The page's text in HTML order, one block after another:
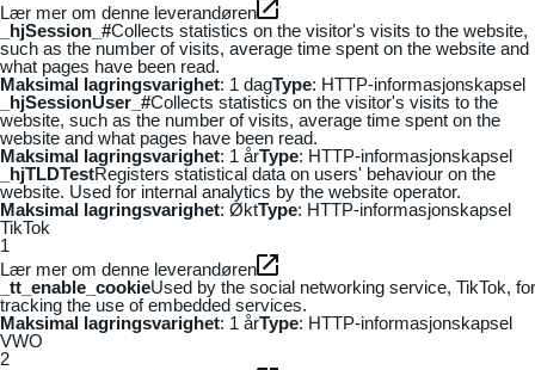
Lær mer om denne leverandøren
_hjSession_#Collects statistics on the visitor's visits to the website,
such as the number of visits, average time spent on the website and
what pages have been read.
Maksimal lagringsvarighet: 1 dagType: HTTP-informasjonskapsel
_hjSessionUser_#Collects statistics on the visitor's visits to the
website, such as the number of visits, average time spent on the
website and what pages have been read.
Maksimal lagringsvarighet: 1 årType: HTTP-informasjonskapsel
_hjTLDTestRegisters statistical data on users' behaviour on the
website. Used for internal analytics by the website operator.
Maksimal lagringsvarighet: ØktType: HTTP-informasjonskapsel
TikTok
1
Lær mer om denne leverandøren
_tt_enable_cookieUsed by the social networking service, TikTok, for
tracking the use of embedded services.
Maksimal lagringsvarighet: 1 årType: HTTP-informasjonskapsel
VWO
2